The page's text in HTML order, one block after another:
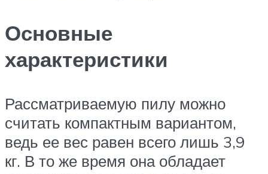
Основные
характеристики
Рассматриваемую пилу можно
считать компактным вариантом,
ведь ее вес равен всего лишь 3,9
кг. В то же время она обладает